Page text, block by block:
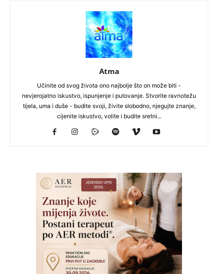
Atma
Učinite od svog života ono najbolje što on može biti -
nevjerojatno iskustvo, ispunjenje i putovanje. Stvorite ravnotežu
tijela, uma i duše - budite svoji, živite slobodno, njegujte znanje,
cijenite iskustvo, volite i budite sretni...